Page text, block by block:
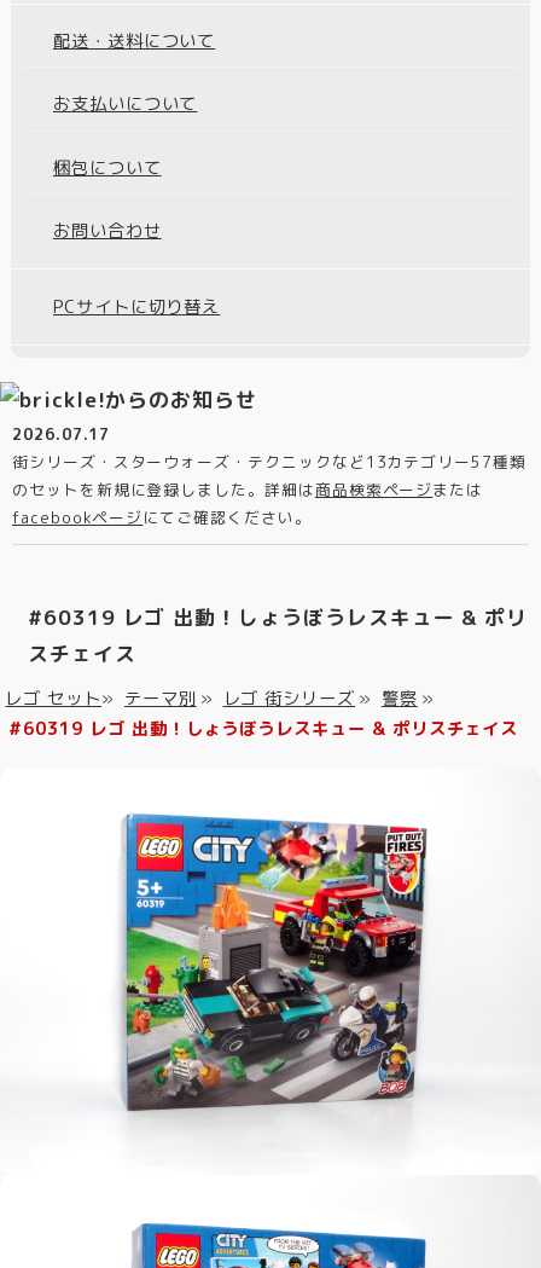
配送・送料について
お支払いについて
梱包について
お問い合わせ
PCサイトに切り替え
2026.07.17
街シリーズ・スターウォーズ・テクニックなど13カテゴリー57種類
のセットを新規に登録しました。詳細は商品検索ページまたは
facebookページ にてご確認ください。
#60319 レゴ 出動！しょうぼうレスキュー & ポリ
スチェイス
レゴ セット» テーマ別 » レゴ 街シリーズ » 警察 »
#60319 レゴ 出動！しょうぼうレスキュー & ポリスチェイス